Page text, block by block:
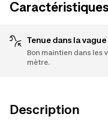
Caractéristiques
Tenue dans la vague
Bon maintien dans les
mètre.
Description